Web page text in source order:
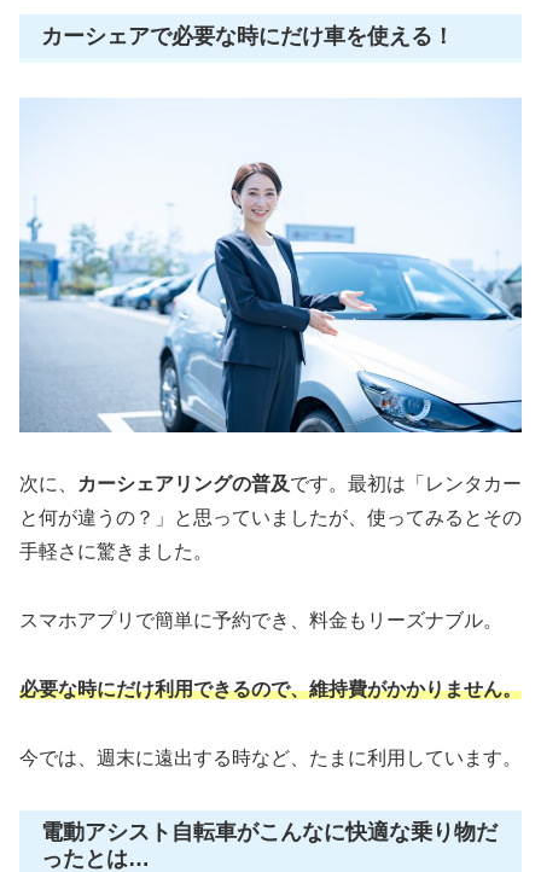
カーシェアで必要な時にだけ車を使える！
次に、 カーシェアリングの普及です。最初は「レンタカー
と何が違うの？」と思っていましたが、使ってみるとその
手軽さに驚きました。
スマホアプリで簡単に予約でき、料金もリーズナブル。
必要な時にだけ利用できるので、維持費がかかりません。
今では、週末に遠出する時など、たまに利用しています。
電動アシスト自転車がこんなに快適な乗り物だ
ったとは…